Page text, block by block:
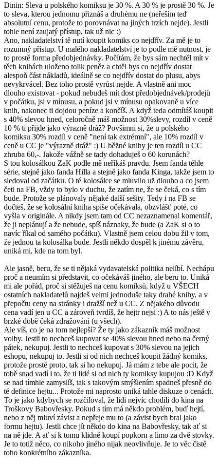
Dinin: Sleva u polského komiksu je 30 %. A 30 % je prostě 30 %. Je
to sleva, kterou jednomu přiznáš a druhému ne (neřeším teď
absolutní cenu, protože to porovnávat na jiných trzích nejde). Jestli
tohle není zaujatý přístup, tak už nic :)
Ano, nakladatelství tě nutí koupit komiks co nejdřív. Za mě je to
rozumný přístup. U malého nakladatelství je to podle mě nutnost, je
to prostě forma předobjednávky. Počítám, že bys sám nechtěl mít v
těch knihách uloženo tolik peněz a chtěl bys co nejdřív dostat
alespoň část nákladů, ideálně se co nejdřív dostat do plusu, abys
nevykrvácel. Bez toho prostě vyrůst nejde. A vlastně ani moc
dlouho existovat - pokud nebudeš mít dost předobjednávek/prodejů
v počátku, jsi v mínusu, a pokud jsi v mínusu opakovaně u více
knih, nakonec ti dojdou peníze a končíš. A když teda odmítáš koupit
s 40% slevou hned, celoročně máš možnost 30%slevy, rozdíl v ceně
10 % ti přijde jako výrazně dráž? Povšimni si, že u polského
komiksu 30% rozdíl v ceně "není tak extrémní", ale 10% rozdíl v
ceně u CC je "výrazně dráž" :) U běžné knihy je ten rozdíl u CC
zhruba 60,-. Jakože vážně se tady dohaduješ o 60 korunách?
S tou kolosálkou ZaK podle mě neříkáš pravdu. Jsem fanda téhle
série, stejně jako fanda Hilla a stejně jako fanda Kinga, takže jsem to
sledoval od začátku. O té kolosálce se mluvilo už dlouho a co jsem
četl na FB, vždy to bylo v duchu, že zatím ne, že se čeká, co s tím
bude. Protože se plánovaly nějaké další sešity. Tedy i na FB se
dočteš, že se kolosální kniha spíše očekávala, obzvlášť poté, co
vyšla v originále. A nikdy jsem tam od CC nezaznamenal komentář,
že ji neplánují a že nebude, spíš náznaky, že bude (a ZaK si o to
navíc říkal od samého počátku). Vlastně jsem celou dobu žil v tom,
že jednou ta kolosálka bude. Jestli někdo dospěl k jinému závěru,
uniká mi, kde na tom byl.
Ale jasně, beru, že se ti nějaká vydavatelská politika nelíbí. Nechápu
proč a neumím si představit, co očekáváš jiného, ale beru to. Uniká
mi ale pořád, proč si stěžuješ na cenu komiksů, když u VŠECH
ostatních nakladatelů najdeš velmi jednoduše taky drahé knihy, a v
přepočtu ceny na stránky i dražší než u CC. Z nějakého důvodu
cena vadí jen u CC a zároveň tvrdíš, že hejtr nejsi :) A to nás ještě v
brzké době čeká zdražování (u všech).
Ale víš, co je na tom nejlepší? Že ty jako zákazník máš možnost
volby. Jestli to nechceš kupovat se 40% slevou hned nebo na černý
pátek, nekupuj. Jestli to nechceš kupovat s 30% slevou na jejich
eshopu, nekupuj to. Jestli si od nich nechceš koupit žádný komiks,
protože prostě proto, tak si ho nekupuj. Já mám z tebe ale pocit, že
tobě snad vadí i to, že ti lidé si od nich ty komiksy kupujou :D Když
se nad tímhle zamyslíš, tak s takovým smýšlením spadneš přesně do
té definice hejtu... Protože mi naprosto uniká tahle diskuze o cenách.
To je jako kdybych se rozčiloval, že lidi nejvíc chodili do kina na
Troškovy Babovřesky. Pokud s tím má někdo problém, buď hejtí,
nebo z něj mluví závist a nepřeje mu to (a závist bych bral jako
formu hejtu). Jestli chce jít někdo do kina na Babovřesky, tak ať si
na ně jde. A ať si k tomu klidně koupí popkorn a limo za dvě stovky.
Je to totiž něco, co nikoho jiného nijak neovlivňuje. Je to věc čistě
toho konkrétního zákazníka.